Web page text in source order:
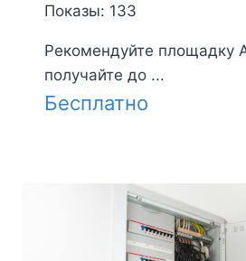
Показы: 133
Рекомендуйте площадку
получайте до ...
Бесплатно